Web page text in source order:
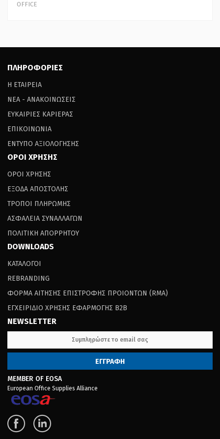
OFFICE
ΠΛΗΡΟΦΟΡΙΕΣ
Η ΕΤΑΙΡΕΙΑ
ΝΕΑ - ΑΝΑΚΟΙΝΩΣΕΙΣ
ΕΥΚΑΙΡΙΕΣ ΚΑΡΙΕΡΑΣ
ΕΠΙΚΟΙΝΩΝΙΑ
ΕΝΤΥΠΟ ΑΞΙΟΛΟΓΗΣΗΣ
ΟΡΟΙ ΧΡΗΣΗΣ
ΟΡΟΙ ΧΡΗΣΗΣ
ΕΞΟΔΑ ΑΠΟΣΤΟΛΗΣ
ΤΡΟΠΟΙ ΠΛΗΡΩΜΗΣ
ΑΣΦΑΛΕΙΑ ΣΥΝΑΛΛΑΓΩΝ
ΠΟΛΙΤΙΚΗ ΑΠΟΡΡΗΤΟΥ
DOWNLOADS
ΚΑΤΑΛΟΓΟΙ
REBRANDING
ΦΟΡΜΑ ΑΙΤΗΣΗΣ ΕΠΙΣΤΡΟΦΗΣ ΠΡΟΙΟΝΤΩΝ (RΜΑ)
ΕΓΧΕΙΡΙΔΙΟ ΧΡΗΣΗΣ ΕΦΑΡΜΟΓΗΣ B2B
NEWSLETTER
MEMBER OF EOSA
European Office Supplies Alliance